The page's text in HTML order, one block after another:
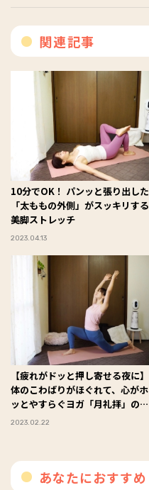
関連記事
10分でOK！ パンッと張り出した
「太ももの外側」がスッキリする
美脚ストレッチ
2023.04.13
【疲れがドッと押し寄せる夜に】
体のこわばりがほぐれて、心がホ
ッとやすらぐヨガ「月礼拝」のや
り方
2023.02.22
あなたにおすすめ